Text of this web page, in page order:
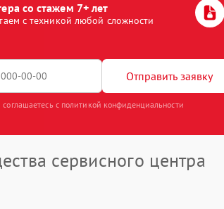
со стажем 7+ лет
с техникой любой сложности
Отправить заявку
с политикой конфиденциальности
сервисного центра